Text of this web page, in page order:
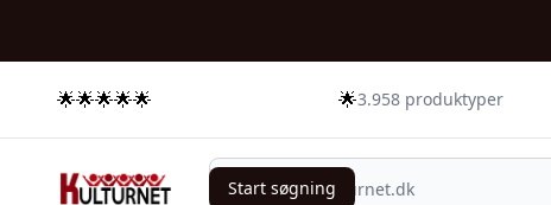
🌟🌟🌟🌟🌟 🌟3.958 produktyper
Start søgning
Start søgning